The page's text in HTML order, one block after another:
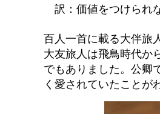
訳：価値をつけられ
百人一首に載る大伴旅
大友旅人は飛鳥時代か
でもありました。公卿
く愛されていたことが